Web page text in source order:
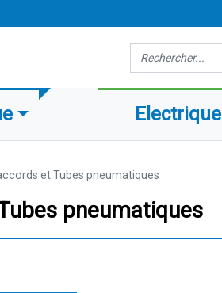
Recherche
Electrique
et Tubes pneumatiques
pneumatiques